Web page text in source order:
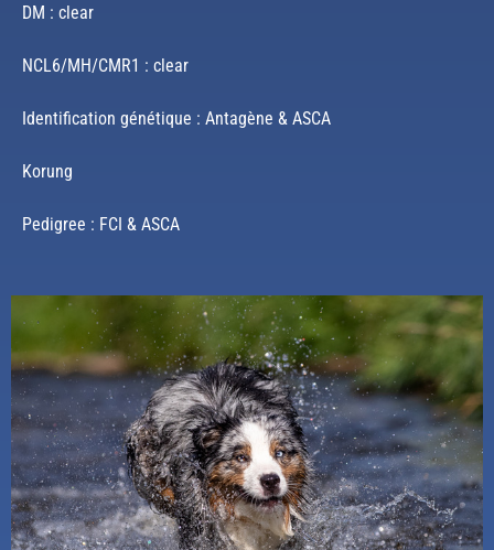
DM : clear
NCL6/MH/CMR1 : clear
Identification génétique : Antagène & ASCA
Korung
Pedigree : FCI & ASCA